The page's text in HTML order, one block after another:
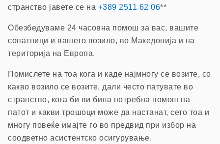
странство јавете се на +389 2511 62 06**
Обезбедуваме 24 часовна помош за вас, вашите
сопатници и вашето возило, во Македонија и на
територија на Европа.
П омислете на тоа кога и каде најмногу се возите, со
какво возило се возите, дали често патувате во
странство, кога би ви била потребна помош на
патот и какви трошоци може да настанат, сето тоа и
многу повеќе имајте го во предвид при избор на
соодветно асистентско осигурување.